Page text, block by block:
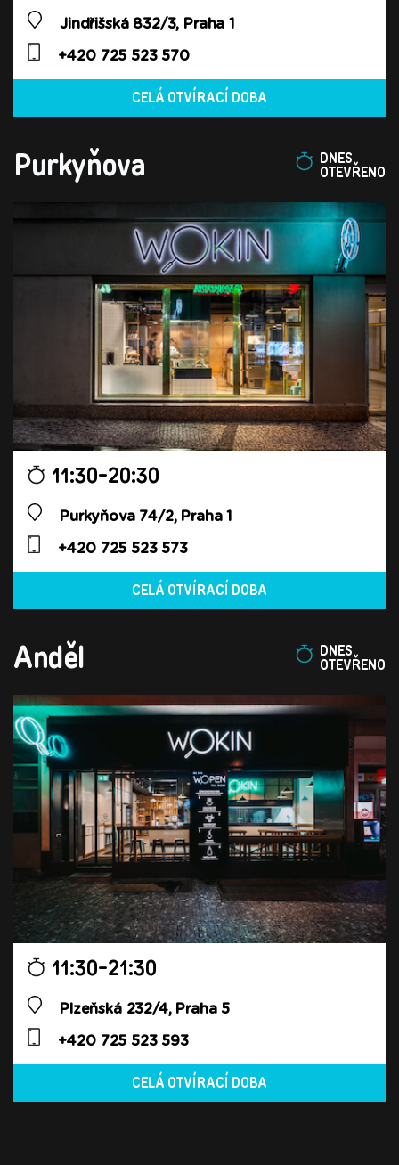
Jindřišská 832/3, Praha 1
+420 725 523 570
CELÁ OTVÍRACÍ DOBA
Purkyňova DNES
OTEVŘENO
11:30-20:30
Purkyňova 74/2, Praha 1
+420 725 523 573
CELÁ OTVÍRACÍ DOBA
Anděl DNES
OTEVŘENO
11:30-21:30
Plzeňská 232/4, Praha 5
+420 725 523 593
CELÁ OTVÍRACÍ DOBA